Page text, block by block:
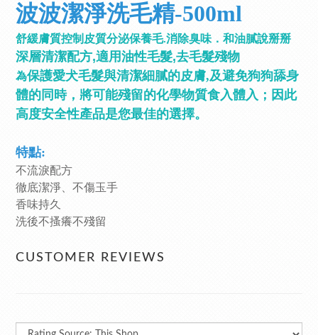
波波潔淨洗毛精-500ml
舒緩膚質控制皮質分泌保養毛.消除臭味．和油膩說掰掰
深層清潔配方,適用油性毛髮,去毛髮殘物
為保護愛犬毛髮與清潔細膩的皮膚,及避免狗狗舔身
體的同時，將可能殘留的化學物質食入體入；因此
高度安全性產品是您最佳的選擇。
特點:
不流淚配方
徹底潔淨、不傷玉手
香味持久
洗後不搔癢不殘留
CUSTOMER REVIEWS